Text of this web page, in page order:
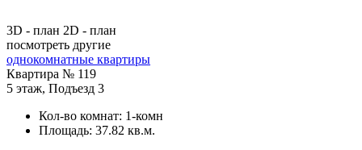
3D - план 2D - план
посмотреть другие
однокомнатные квартиры
Квартира № 119
5 этаж, Подъезд 3
Кол-во комнат: 1-комн
Площадь: 37.82 кв.м.